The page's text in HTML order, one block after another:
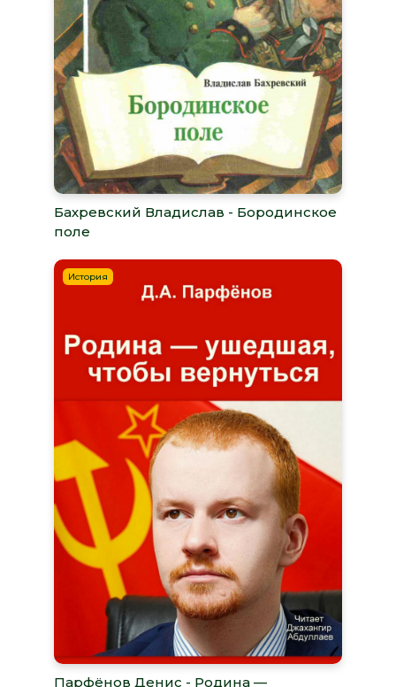
Бахревский Владислав - Бородинское
поле
История
Парфёнов Денис - Родина —